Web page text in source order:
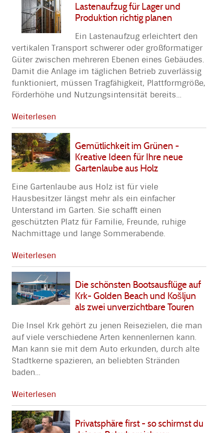
Lastenaufzug für Lager und
Produktion richtig planen
Ein Lastenaufzug erleichtert den
vertikalen Transport schwerer oder großformatiger
Güter zwischen mehreren Ebenen eines Gebäudes.
Damit die Anlage im täglichen Betrieb zuverlässig
funktioniert, müssen Tragfähigkeit, Plattformgröße,
Förderhöhe und Nutzungsintensität bereits…
Weiterlesen
Gemütlichkeit im Grünen -
Kreative Ideen für Ihre neue
Gartenlaube aus Holz
Eine Gartenlaube aus Holz ist für viele
Hausbesitzer längst mehr als ein einfacher
Unterstand im Garten. Sie schafft einen
geschützten Platz für Familie, Freunde, ruhige
Nachmittage und lange Sommerabende.
Weiterlesen
Die schönsten Bootsausflüge auf
Krk- Golden Beach und Košljun
als zwei unverzichtbare Touren
Die Insel Krk gehört zu jenen Reisezielen, die man
auf viele verschiedene Arten kennenlernen kann.
Man kann sie mit dem Auto erkunden, durch alte
Stadtkerne spazieren, an beliebten Stränden
baden…
Weiterlesen
Privatsphäre first - so schirmst du